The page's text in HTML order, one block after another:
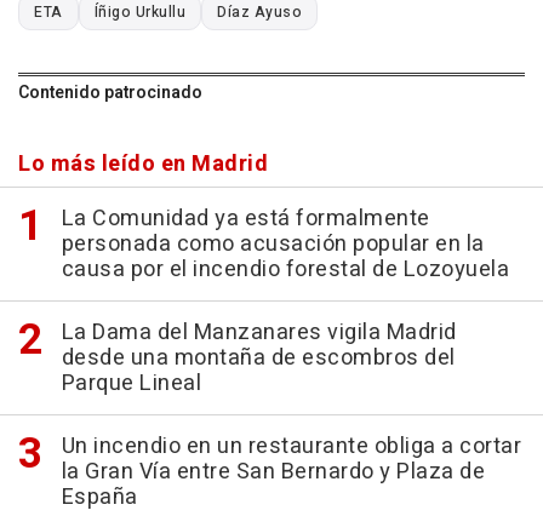
ETA Íñigo Urkullu Díaz Ayuso
Contenido patrocinado
Lo más leído en Madrid
La Comunidad ya está formalmente
personada como acusación popular en la
causa por el incendio forestal de Lozoyuela
La Dama del Manzanares vigila Madrid
desde una montaña de escombros del
Parque Lineal
Un incendio en un restaurante obliga a cortar
la Gran Vía entre San Bernardo y Plaza de
España